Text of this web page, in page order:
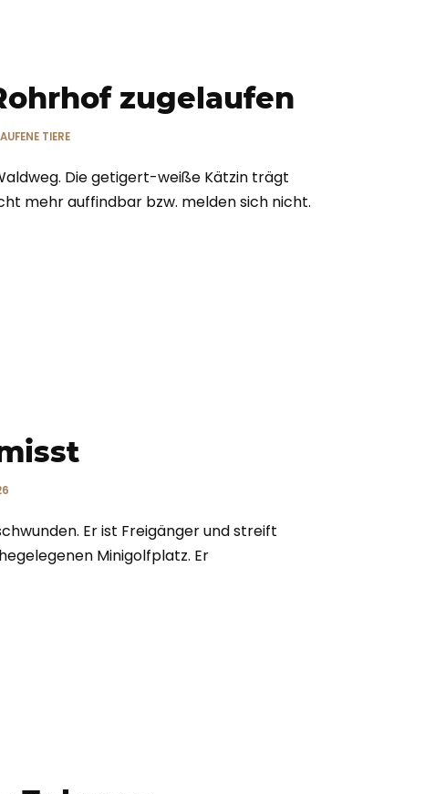
zugelaufen
TIERE
Die getigert-weiße Kätzin trägt
mehr auffindbar bzw. melden sich nicht.
Er ist Freigänger und streift
Minigolfplatz. Er